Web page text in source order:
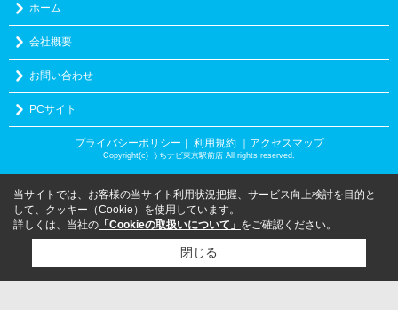
ホーム
会社概要
お問い合わせ
PCサイト
プライバシーポリシー ｜ 利用規約 ｜アクセスマップ
Copyright(c) うちナビ東京駅前店 All rights reserved.
当サイトでは、お客様の当サイト利用状況把握、サービス向上検討を目的と
して、クッキー（Cookie）を使用しています。
詳しくは、当社の 「Cookieの取扱いについて」 をご確認ください。
閉じる